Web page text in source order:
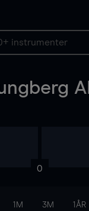
0
1M 3M 1ÅR